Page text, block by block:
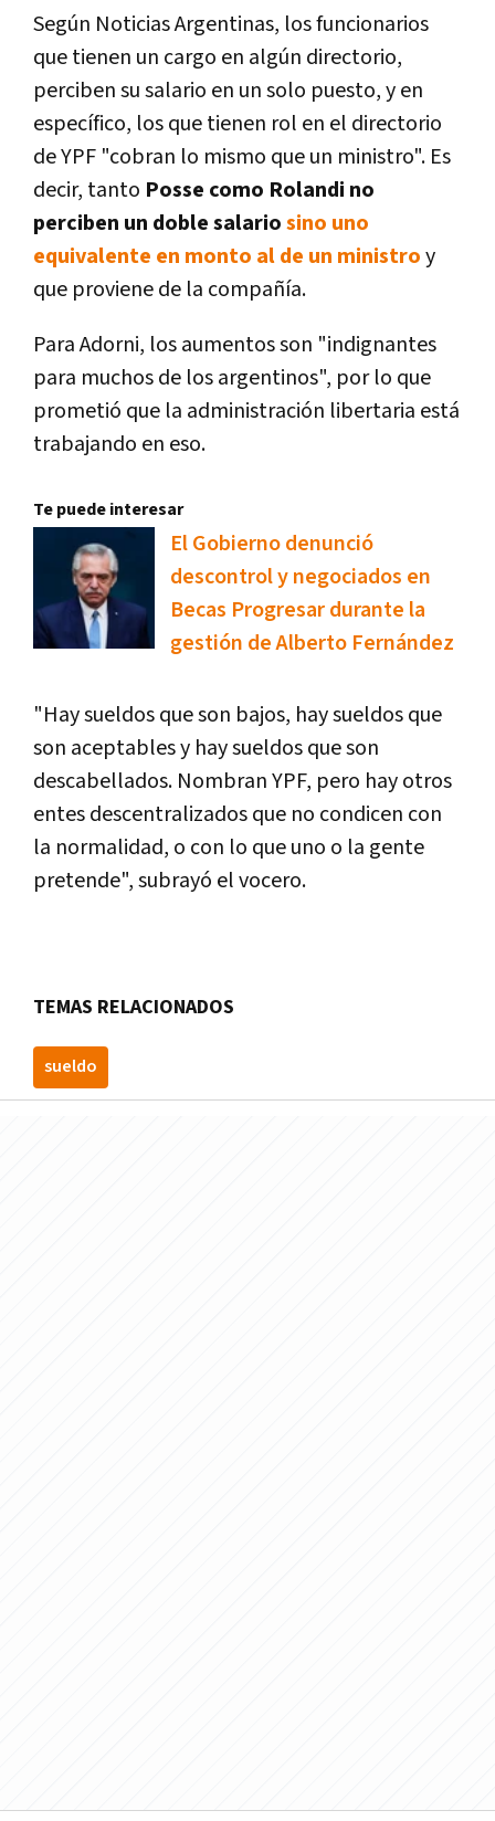
Según Noticias Argentinas, los funcionarios
que tienen un cargo en algún directorio,
perciben su salario en un solo puesto, y en
específico, los que tienen rol en el directorio
de YPF "cobran lo mismo que un ministro". Es
decir, tanto Posse como Rolandi no
perciben un doble salariosino uno
equivalente en monto al de un ministroy
que proviene de la compañía.
Para Adorni, los aumentos son "indignantes
para muchos de los argentinos", por lo que
prometió que la administración libertaria está
trabajando en eso.
Te puede interesar
El Gobierno denunció
descontrol y negociados en
Becas Progresar durante la
gestión de Alberto Fernández
"Hay sueldos que son bajos, hay sueldos que
son aceptables y hay sueldos que son
descabellados. Nombran YPF, pero hay otros
entes descentralizados que no condicen con
la normalidad, o con lo que uno o la gente
pretende", subrayó el vocero.
TEMAS RELACIONADOS
sueldo